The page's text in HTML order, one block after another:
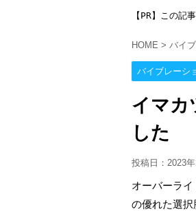
【PR】この記
HOME > バイ
バイブレーシ
イマカ
した
投稿日： 2023
オーバーラ
の優れた選